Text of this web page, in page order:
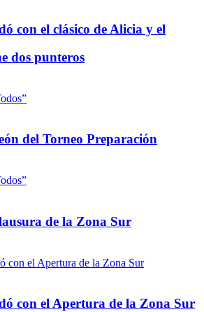
con el clásico de Alicia y el
dos punteros
del Torneo Preparación
de la Zona Sur
con el Apertura de la Zona Sur